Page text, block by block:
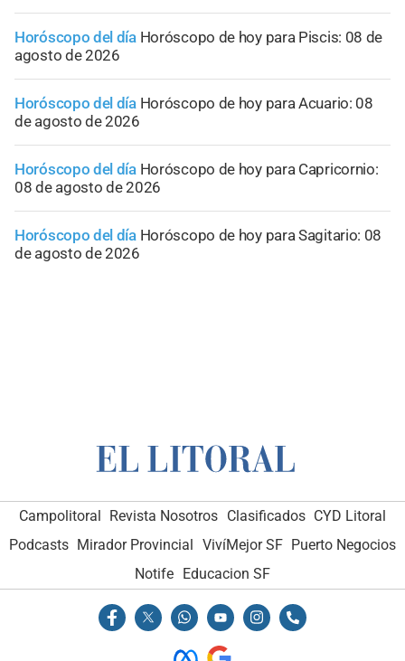
Horóscopo del día Horóscopo de hoy para Piscis: 08 de
agosto de 2026
Horóscopo del día Horóscopo de hoy para Acuario: 08
de agosto de 2026
Horóscopo del día Horóscopo de hoy para Capricornio:
08 de agosto de 2026
Horóscopo del día Horóscopo de hoy para Sagitario: 08
de agosto de 2026
Campolitoral Revista Nosotros Clasificados CYD Litoral
Podcasts Mirador Provincial VivíMejor SF Puerto Negocios
Notife Educacion SF